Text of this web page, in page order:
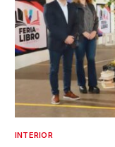
INTERIOR